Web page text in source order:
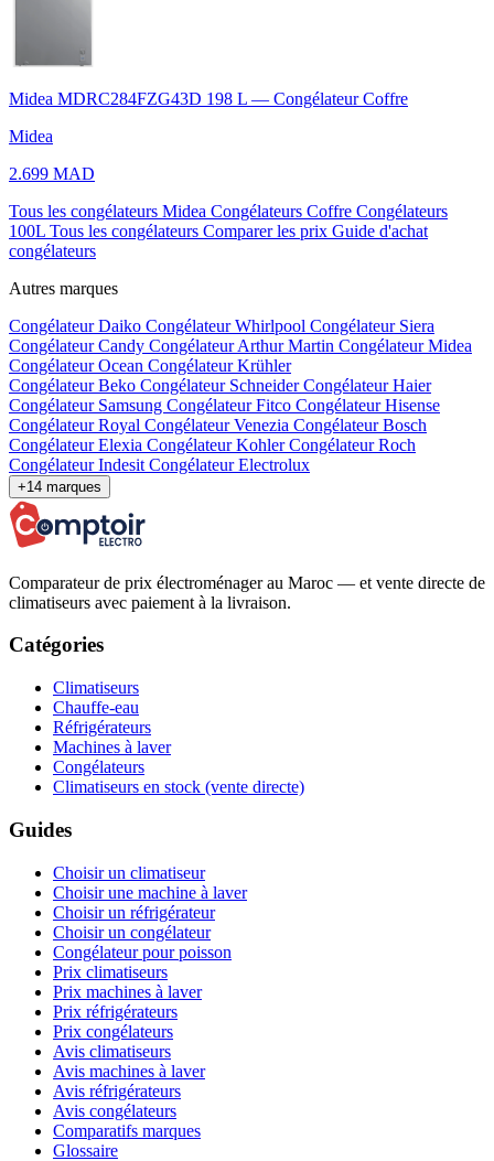
Midea MDRC284FZG43D 198 L — Congélateur Coffre
Midea
2.699 MAD
Tous les congélateurs Midea Congélateurs Coffre Congélateurs
100L Tous les congélateurs Comparer les prix Guide d'achat
congélateurs
Autres marques
Congélateur Daiko Congélateur Whirlpool Congélateur Siera
Congélateur Candy Congélateur Arthur Martin Congélateur Midea
Congélateur Ocean Congélateur Krühler
Congélateur Beko Congélateur SchneiderCongélateur Haier
Congélateur Samsung Congélateur Fitco Congélateur Hisense
Congélateur Royal Congélateur Venezia Congélateur Bosch
Congélateur Elexia Congélateur KohlerCongélateur Roch
Congélateur Indesit Congélateur Electrolux
+14 marques
Comparateur de prix électroménager au Maroc — et vente directe de
climatiseurs avec paiement à la livraison.
Catégories
Climatiseurs
Chauffe-eau
Réfrigérateurs
Machines à laver
Congélateurs
Climatiseurs en stock (vente directe)
Guides
Choisir un climatiseur
Choisir une machine à laver
Choisir un réfrigérateur
Choisir un congélateur
Congélateur pour poisson
Prix climatiseurs
Prix machines à laver
Prix réfrigérateurs
Prix congélateurs
Avis climatiseurs
Avis machines à laver
Avis réfrigérateurs
Avis congélateurs
Comparatifs marques
Glossaire